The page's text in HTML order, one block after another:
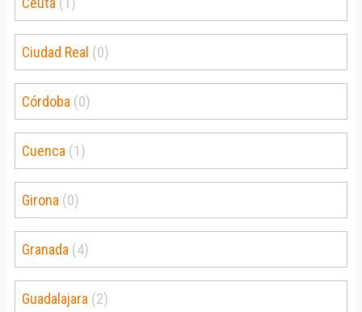
Ciudad Real (0)
Córdoba (0)
Cuenca (1)
Girona (0)
Granada (4)
Guadalajara (2)